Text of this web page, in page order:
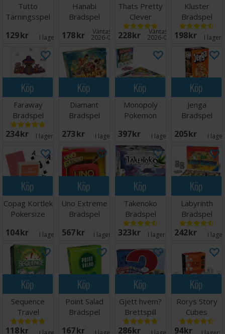
Tutto
Tärningsspel
129 SEK I lager:
Hanabi
Brädspel
178 SEK Väntas in:
2026-08-31
Thats Pretty
Clever
Tärningsspel
228 SEK Väntas in:
2026-09-30
Kluster
Brädspel
198 SEK I lager:
Köp
Faraway
Brädspel
234 SEK I lager: 20+
Köp
Diamant
Brädspel
273 SEK I lager: 7
Köp
Monopoly
Pokemon
Brettspill
397 SEK I lager: 1
Köp
Jenga
Brädspel
205 SEK I
Köp
Copag Kortlek
Pokersize
plast
104 SEK I lager: 4
Köp
Uno Extreme
Brädspel
567 SEK I lager: 10
Köp
Takenoko
Brädspel
323 SEK I lager: 20+
Köp
Labyrinth
Brädspel
242 SEK I
Köp
Sequence
Travel
Brädspel -
118 SEK
Köp
Point Salad
Brädspel
167 SEK
Köp
Gjett hvem?
Brettspill
286 SEK
Köp
Rorys Story
Cubes
Tärningsspel
94 SEK